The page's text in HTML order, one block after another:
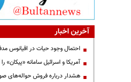
آخرین اخبار
احتمال وجود حیات در اقیانوس
آمریکا و اسرائیل سامانه «پیکان»
هشدار درباره فروش حواله‌های